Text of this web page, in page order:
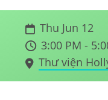
Thu Jun 12
3:00 PM -
Thư viện